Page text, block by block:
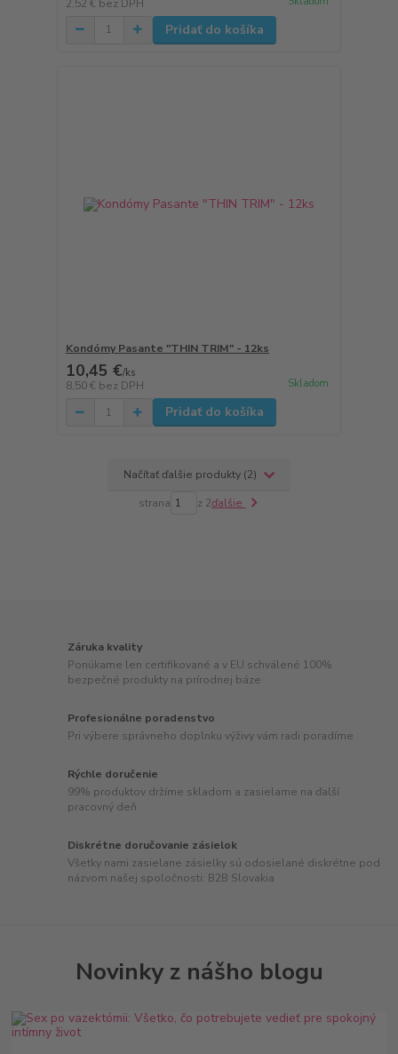
2,52 € bez DPH
Pridať do košíka
Kondómy Pasante "THIN TRIM" - 12ks
10,45 €/ks
8,50 € bez DPH Skladom
Pridať do košíka
Načítať ďalšie produkty (2)
strana z 2ďalšie
Záruka kvality
Ponúkame len certifikované a v EU schválené 100%
bezpečné produkty na prírodnej báze
Profesionálne poradenstvo
Pri výbere správneho doplnku výživy vám radi poradíme
Rýchle doručenie
99% produktov držíme skladom a zasielame na ďalší
pracovný deň
Diskrétne doručovanie zásielok
Všetky nami zasielane zásielky sú odosielané diskrétne pod
názvom našej spoločnosti: B2B Slovakia
Novinky z nášho blogu